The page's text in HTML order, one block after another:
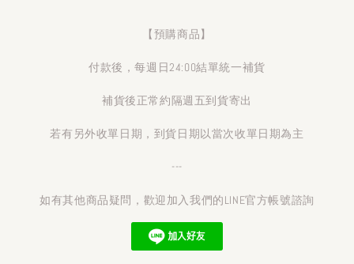
【預購商品】
付款後，每週日24:00結單統一補貨
補貨後正常約隔週五到貨寄出
若有另外收單日期，到貨日期以當次收單日期為主
---
如有其他商品疑問，歡迎加入我們的LINE官方帳號諮詢